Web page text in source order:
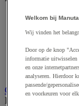
Accessoires
Batterij,
Elektrische
Elektrische
Gereedschap
Bekijk de hele
Welkom bij
Wij vinden het
Door op de knop
informatie uitwisselen
en onze
analyseren. Hierdoor
passende/
en voorkeuren voor